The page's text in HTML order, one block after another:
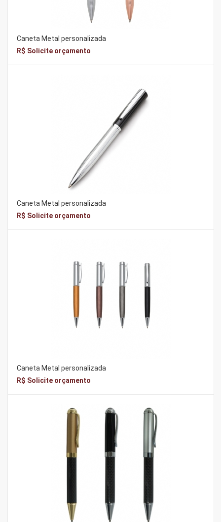
Caneta Metal personalizada
R$ Solicite orçamento
Caneta Metal personalizada
R$ Solicite orçamento
Caneta Metal personalizada
R$ Solicite orçamento